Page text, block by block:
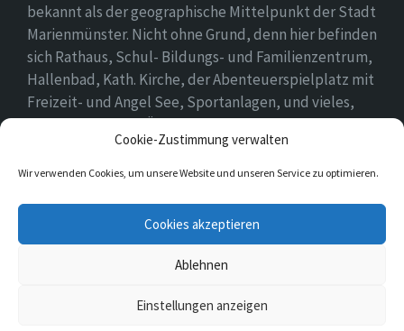
Cookie-Zustimmung verwalten
Wir verwenden Cookies, um unsere Website und unseren Service zu optimieren.
Cookies akzeptieren
Ablehnen
Einstellungen anzeigen
bekannt als der geographische Mittelpunkt der Stadt
Marienmünster. Nicht ohne Grund, denn hier befinden
sich Rathaus, Schul- Bildungs- und Familienzentrum,
Hallenbad, Kath. Kirche, der Abenteuerspielplatz mit
Freizeit- und Angel See, Sportanlagen, und vieles,
vieles mehr. Einen Überblick findet ihr hier auf
unserer Webseite..